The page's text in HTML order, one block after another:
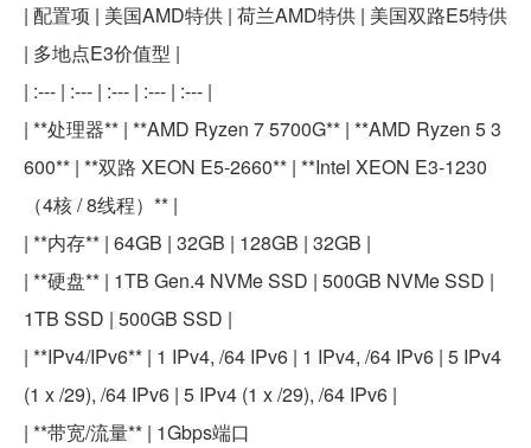
| 配置项 | 美国AMD特供 | 荷兰AMD特供 | 美国双路E5特供
| 多地点E3价值型 |
| :--- | :--- | :--- | :--- | :--- |
| **处理器** | **AMD Ryzen 7 5700G** | **AMD Ryzen 5 3
600** | **双路 XEON E5-2660** | **Intel XEON E3-1230
（4核 / 8线程）** |
| **内存** | 64GB | 32GB | 128GB | 32GB |
| **硬盘** | 1TB Gen.4 NVMe SSD | 500GB NVMe SSD |
1TB SSD | 500GB SSD |
| **IPv4/IPv6** | 1 IPv4, /64 IPv6 | 1 IPv4, /64 IPv6 | 5 IPv4
(1 x /29), /64 IPv6 | 5 IPv4 (1 x /29), /64 IPv6 |
| **带宽/流量** | 1Gbps端口